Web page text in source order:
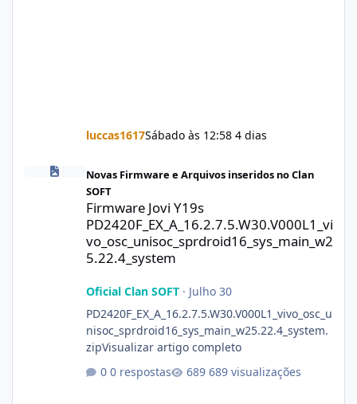
luccas1617Sábado às 12:58 4 dias
Firmware Jovi Y19s
Novas Firmware e Arquivos inseridos no Clan
SOFT
Firmware Jovi Y19s
PD2420F_EX_A_16.2.7.5.W30.V000L1_vi
vo_osc_unisoc_sprdroid16_sys_main_w2
5.22.4_system
Oficial Clan SOFT· Julho 30
PD2420F_EX_A_16.2.7.5.W30.V000L1_vivo_osc_u
nisoc_sprdroid16_sys_main_w25.22.4_system.
zipVisualizar artigo completo
0 respostas
689 visualizações